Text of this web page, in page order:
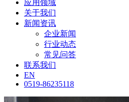
应用领域
关于我们
新闻资讯
企业新闻
行业动态
常见问答
联系我们
EN
0519-86235118